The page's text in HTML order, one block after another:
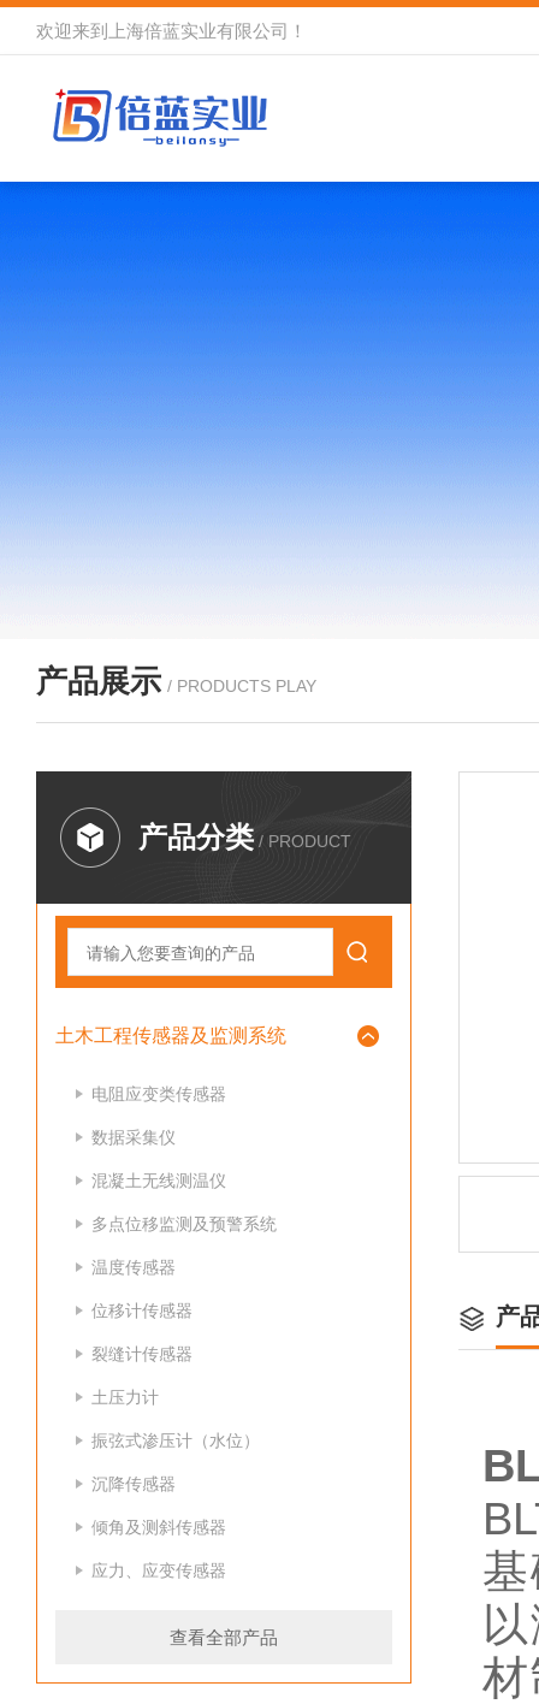
欢迎来到 上海倍蓝实业有限公司 ！
产品展示 / PRODUCTS PLAY
产品分类 / PRODUCT
土木工程传感器及监测系统
电阻应变类传感器
数据采集仪
混凝土无线测温仪
多点位移监测及预警系统
温度传感器
位移计传感器
裂缝计传感器
土压力计
振弦式渗压计（水位）
沉降传感器
倾角及测斜传感器
应力、应变传感器
查看全部产品
产
BL